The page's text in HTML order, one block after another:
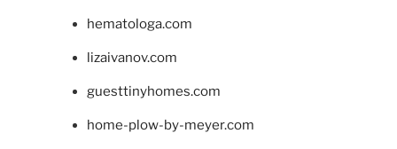
hematologa.com
lizaivanov.com
guesttinyhomes.com
home-plow-by-meyer.com